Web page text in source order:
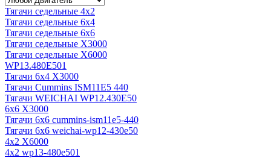
Тягачи седельные 4x2
Тягачи седельные 6x4
Тягачи седельные 6x6
Тягачи седельные X3000
Тягачи седельные X6000
WP13.480E501
Тягачи 6x4 X3000
Тягачи Cummins ISM11E5 440
Тягачи WEICHAI WP12.430E50
6x6 X3000
Тягачи 6x6 cummins-ism11e5-440
Тягачи 6x6 weichai-wp12-430e50
4x2 X6000
4x2 wp13-480e501